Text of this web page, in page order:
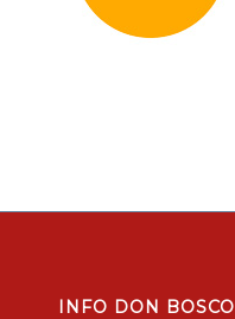
INFO DON BOSCO